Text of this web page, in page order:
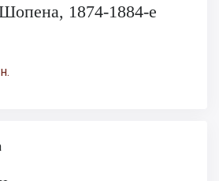
1874-1884-е